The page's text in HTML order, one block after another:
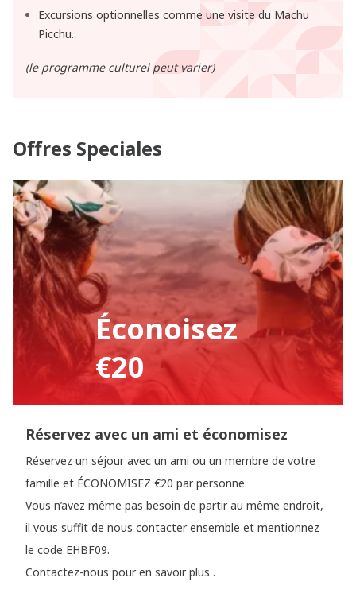
Excursions optionnelles comme une visite du Machu
Picchu.
(le programme culturel peut varier)
Offres Speciales
Éconoisez
€20
Réservez avec un ami et économisez
Réservez un séjour avec un ami ou un membre de votre
famille et ÉCONOMISEZ €20 par personne.
Vous n’avez même pas besoin de partir au même endroit,
il vous suffit de nous contacter ensemble et mentionnez
le code EHBF09.
Contactez-nous pour en savoir plus .